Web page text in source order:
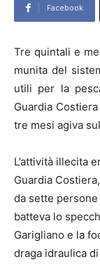
Facebook
Tre quintali e
munita del
utili per la
Guardia
tre mesi agiva
L’attività illecita
Guardia
da sette
batteva lo
Garigliano e la
draga idraulica